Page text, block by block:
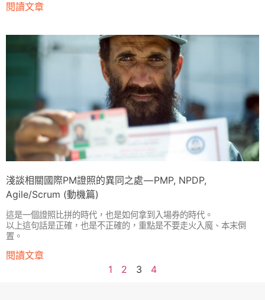
閱讀文章
淺談相關國際PM證照的異同之處 — PMP, NPDP,
Agile/Scrum (動機篇)
這是一個證照比拼的時代，也是如何拿到入場券的時代。
以上這句話是正確，也是不正確的，重點是不要走火入魔、本末倒
置。
閱讀文章
1
2 3 4